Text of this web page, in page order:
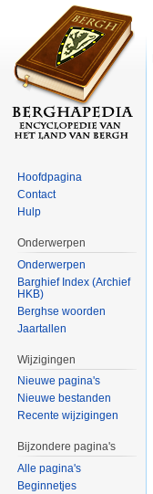
Hoofdpagina
Contact
Hulp
Onderwerpen
Onderwerpen
Barghief Index (Archief
HKB)
Berghse woorden
Jaartallen
Wijzigingen
Nieuwe pagina's
Nieuwe bestanden
Recente wijzigingen
Bijzondere pagina's
Alle pagina's
Beginnetjes